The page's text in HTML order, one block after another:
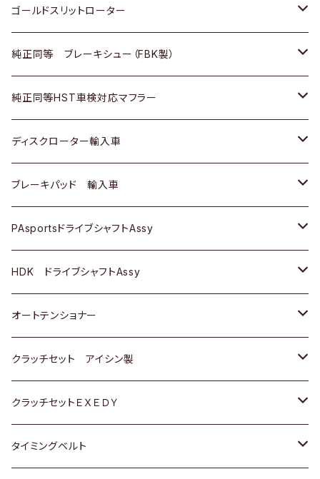
三菱ふそう
ＢＭＷ
三菱ふそう
その他
スバル
マツダ
三菱
スバル
三菱
ダイハツ
マツダ
三菱
スバル
日産
いすゞ
ダイハツ
マツダ
三菱
スバル
ＢＥＮＺ
スズキ
日産
ダイハツ
マツダ
三菱
スバル
ホンダ
日産
いすゞ
ダイハツ
マツダ
三菱
スバル
トヨタ
ホンダ
スズキ
日産
ダイハツ
マツダ
三菱
スバル
ゴールドスリットローター
トヨタ
ホンダ
スズキ
日産
ダイハツ
マツダ
三菱
スバル
純正同等 ブレーキシュー（FBK製）
ホンダ
スズキ
日産
ダイハツ
マツダ
三菱
スバル
純正同等HST車検対応マフラー
トヨタ
ホンダ
スズキ
日産
いすゞ
ダイハツ
マツダ
三菱
ディスクローター輸入車
ＡＵＤＩ
ＢＥＮＺ
ＢＭＷ
GOLF
ＷＡＧＥＮ
アストロ（シボレー）
クライスラー
ブレーキパッド 輸入車
ＢＥＮＺ
ＢＭＷ
ＷＡＧＥＮ
ＶＯＬＶＯ
PAsportsドライブシャフトAssy
トヨタ
ホンダ
スズキ
日産
ダイハツ
HDK ドライブシャフトAssy
スズキ
ダイハツ
日産
ホンダ
オートテンショナー
トヨタ
クラッチセット アイシン製
ホンダ
スズキ
クラッチセットＥＸＥＤＹ
ホンダ
タイミングベルト